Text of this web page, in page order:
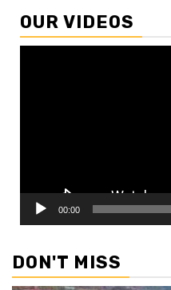
OUR VIDEOS
00:00
DON'T MISS